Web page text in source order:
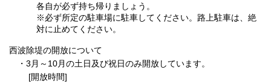
各自が必ず持ち帰りましょう。
※必ず所定の駐車場に駐車してください。路上駐車は、絶
対に止めてください。
西波除堤の開放について
・3月～10月の土日及び祝日のみ開放しています。
[開放時間]